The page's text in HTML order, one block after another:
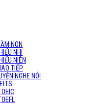
NON
NHI
NIÊN
TIẾP
NGHE NÓI